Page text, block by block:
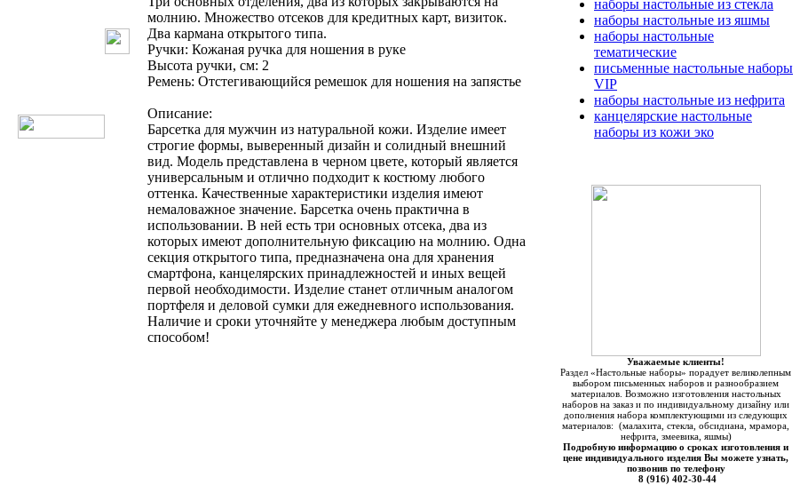
молнию. Множество отсеков для кредитных карт, визиток.
Два кармана открытого типа.
Ручки: Кожаная ручка для ношения в руке
Высота ручки, см: 2
Ремень: Отстегивающийся ремешок для ношения на запястье
Описание:
Барсетка для мужчин из натуральной кожи. Изделие имеет
строгие формы, выверенный дизайн и солидный внешний
вид. Модель представлена в черном цвете, который является
универсальным и отлично подходит к костюму любого
оттенка. Качественные характеристики изделия имеют
немаловажное значение. Барсетка очень практична в
использовании. В ней есть три основных отсека, два из
которых имеют дополнительную фиксацию на молнию. Одна
секция открытого типа, предназначена она для хранения
смартфона, канцелярских принадлежностей и иных вещей
первой необходимости. Изделие станет отличным аналогом
портфеля и деловой сумки для ежедневного использования.
Наличие и сроки уточняйте у менеджера любым доступным
способом!
наборы настольные из стекла
наборы настольные из яшмы
наборы настольные
тематические
письменные настольные наборы
VIP
наборы настольные из нефрита
канцелярские настольные
наборы из кожи эко
Уважаемые клиенты!
Раздел «Настольные наборы» порадует великолепным
выбором письменных наборов и разнообразием
материалов. Возможно изготовления настольных
наборов на заказ и по индивидуальному дизайну или
дополнения набора комплектующими из следующих
материалов: (малахита, стекла, обсидиана, мрамора,
нефрита, змеевика, яшмы)
Подробную информацию о сроках изготовления и
цене индивидуального изделия Вы можете узнать,
позвонив по телефону
8 (916) 402-30-44